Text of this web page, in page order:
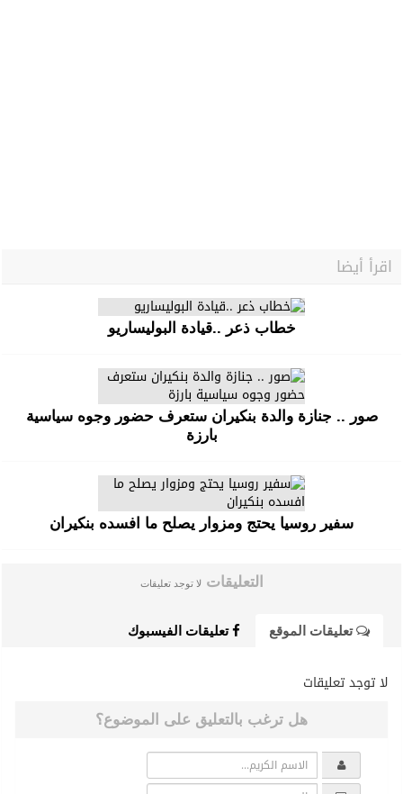
اقرأ أيضا
خطاب ذعر ..قيادة البوليساريو
صور .. جنازة والدة بنكيران ستعرف حضور وجوه سياسية
بارزة
سفير روسيا يحتج ومزوار يصلح ما افسده بنكيران
التعليقات لا توجد تعليقات
تعليقات الموقع تعليقات الفيسبوك
لا توجد تعليقات
هل ترغب بالتعليق على الموضوع؟